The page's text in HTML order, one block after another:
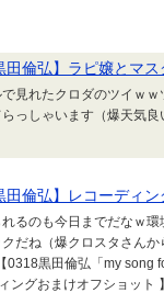
田倫弘】ラピ嬢とマ
見れたクロダのツイｗ
っしゃいます（爆天気
田倫弘】レコーディン
るのも今日までだなｗ
だね（爆クロスタさん
0318黒田倫弘「my song
ングおまけオフショット